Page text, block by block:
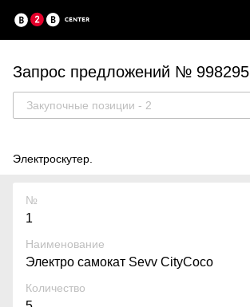
Запрос предложений № 998295
Закупочные позиции - 2
Электроскутер.
№
1
Наименование
Электро самокат Sevv CityCoco
Количество